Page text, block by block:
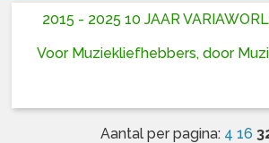
2015 - 2025 10 JAAR
Voor Muziekliefhebbers, door
Aantal per pagina: 4 16